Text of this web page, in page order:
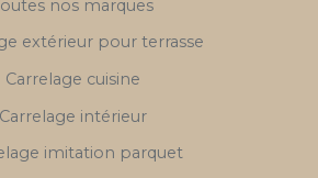
nos marques
extérieur pour terrasse
Carrelage cuisine
Carrelage intérieur
imitation parquet